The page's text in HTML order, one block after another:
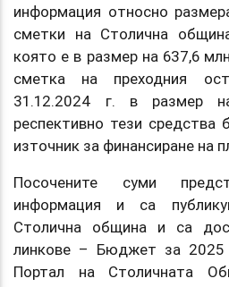
информация относно
сметки на Столична
която е в размер на 637,6
сметка на преходния
31.12.2024 г. в размер
респективно тези средства
източник за финансиране на
Посочените суми
информация и са
Столична община и са
линкове – Бюджет за 2025
Портал на Столичната